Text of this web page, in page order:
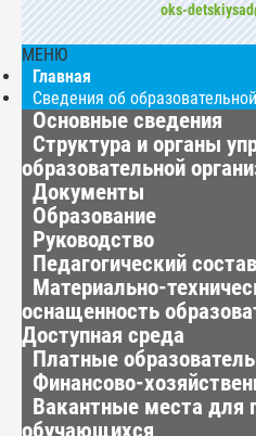
oks-
МЕНЮ
Главная
Сведения об
Основные сведения
Структура и органы
образовательной
Документы
Образование
Руководство
Педагогический состав
Материально-
оснащенность
Доступная среда
Платные
Финансово-
Вакантные места для
обучающихся